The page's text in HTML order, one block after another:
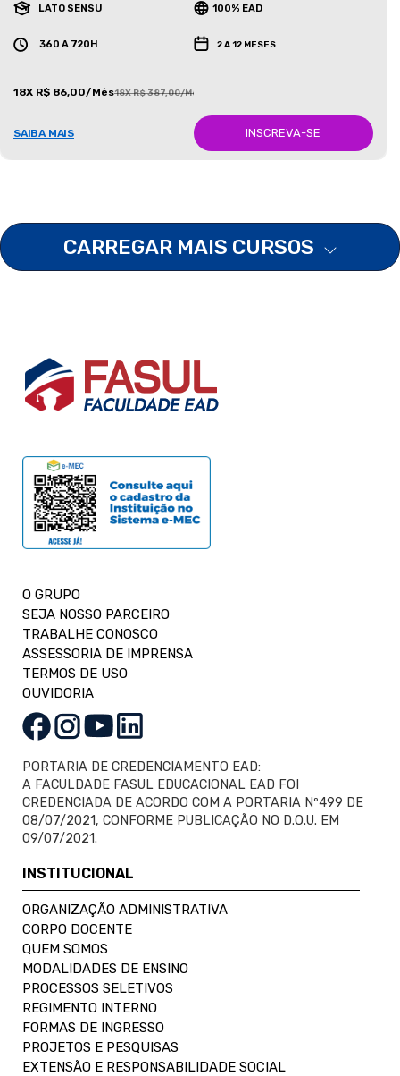
LATO SENSU 100% EAD
360 A 720H 2 A 12 MESES
18X R$ 86,00/Mês18X R$ 387,00/Mês
SAIBA MAIS INSCREVA-SE
CARREGAR MAIS CURSOS
O GRUPO
SEJA NOSSO PARCEIRO
TRABALHE CONOSCO
ASSESSORIA DE IMPRENSA
TERMOS DE USO
OUVIDORIA
PORTARIA DE CREDENCIAMENTO EAD:
A FACULDADE FASUL EDUCACIONAL EAD FOI
CREDENCIADA DE ACORDO COM A PORTARIA Nº499 DE
08/07/2021, CONFORME PUBLICAÇÃO NO D.O.U. EM
09/07/2021.
INSTITUCIONAL
ORGANIZAÇÃO ADMINISTRATIVA
CORPO DOCENTE
QUEM SOMOS
MODALIDADES DE ENSINO
PROCESSOS SELETIVOS
REGIMENTO INTERNO
FORMAS DE INGRESSO
PROJETOS E PESQUISAS
EXTENSÃO E RESPONSABILIDADE SOCIAL